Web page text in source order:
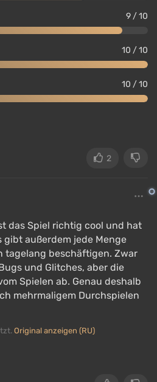
9 / 10
10 / 10
10 / 10
2
das Spiel richtig cool und hat
gibt außerdem jede Menge
tagelang beschäftigen. Zwar
und Glitches, aber die
Spielen ab. Genau deshalb
mehrmaligem Durchspielen
Original anzeigen (RU)